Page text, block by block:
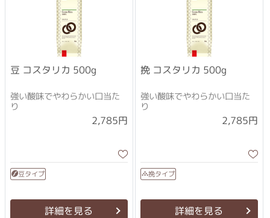
豆 コスタリカ 500g
強い酸味でやわらかい口当た
り
2,785円
豆タイプ
詳細を見る
挽 コスタリカ 500g
強い酸味でやわらかい口当た
り
2,785円
挽タイプ
詳細を見る